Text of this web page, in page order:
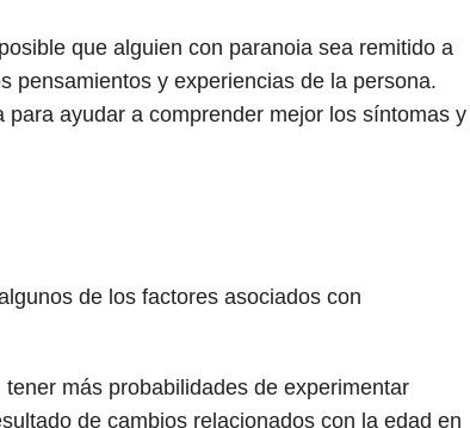
que alguien con paranoia sea remitido a
pensamientos y experiencias de la persona.
ayudar a comprender mejor los síntomas y
de los factores asociados con
más probabilidades de experimentar
de cambios relacionados con la edad en